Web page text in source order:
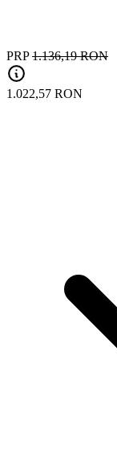
PRP 1.136,19 RON
1.022,57 RON